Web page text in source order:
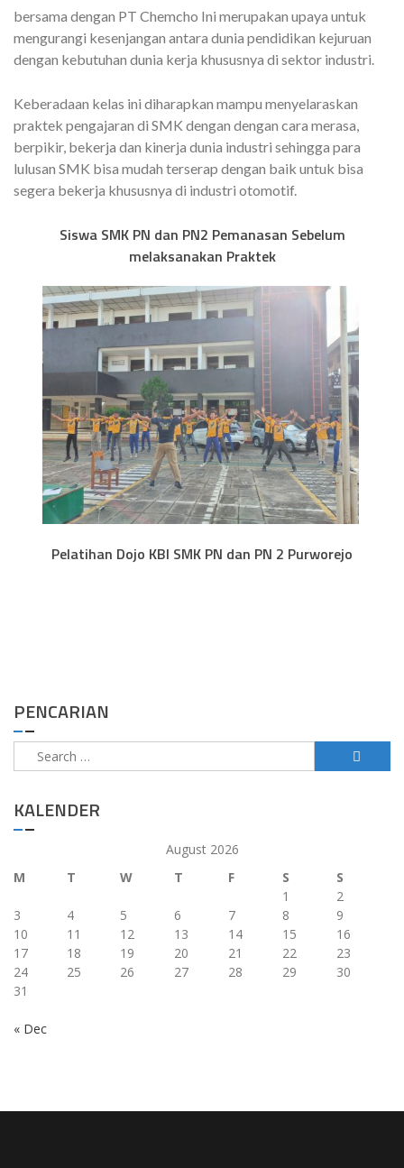
bersama dengan PT Chemcho Ini merupakan upaya untuk
mengurangi kesenjangan antara dunia pendidikan kejuruan
dengan kebutuhan dunia kerja khususnya di sektor industri.
Keberadaan kelas ini diharapkan mampu menyelaraskan
praktek pengajaran di SMK dengan dengan cara merasa,
berpikir, bekerja dan kinerja dunia industri sehingga para
lulusan SMK bisa mudah terserap dengan baik untuk bisa
segera bekerja khususnya di industri otomotif.
Siswa SMK PN dan PN2 Pemanasan Sebelum
melaksanakan Praktek
Pelatihan Dojo KBI SMK PN dan PN 2 Purworejo
PENCARIAN
Search
for:
KALENDER
August 2026
M
T W T F S
S
1
2
3
4 5 6 7 8
9
10
11 12 13 14 15
16
17
18 19 20 21 22
23
24
25 26 27 28 29
30
31
« Dec